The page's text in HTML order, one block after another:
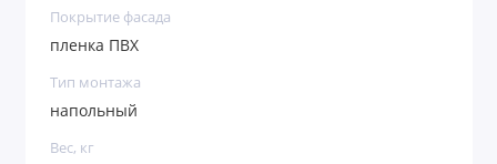
Покрытие фасада
пленка ПВХ
Тип монтажа
напольный
Вес, кг